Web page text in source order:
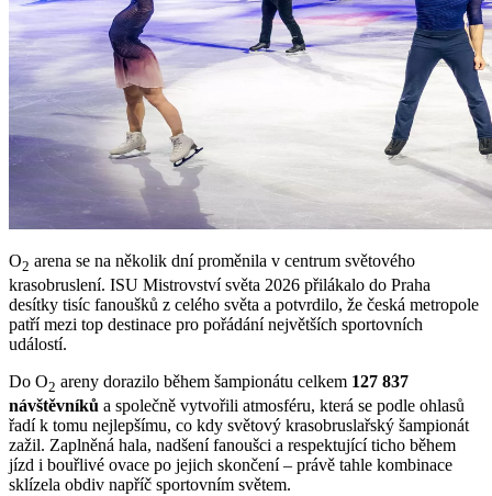
O2 arena se na několik dní proměnila v centrum světového
krasobruslení. ISU Mistrovství světa 2026 přilákalo do Praha
desítky tisíc fanoušků z celého světa a potvrdilo, že česká metropole
patří mezi top destinace pro pořádání největších sportovních
událostí.
Do O2 areny dorazilo během šampionátu celkem 127 837
návštěvníků a společně vytvořili atmosféru, která se podle ohlasů
řadí k tomu nejlepšímu, co kdy světový krasobruslařský šampionát
zažil. Zaplněná hala, nadšení fanoušci a respektující ticho během
jízd i bouřlivé ovace po jejich skončení – právě tahle kombinace
sklízela obdiv napříč sportovním světem.